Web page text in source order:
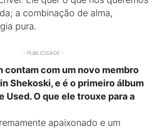
a combinação de alma,
pura.
- PUBLICIDADE -
contam com um novo membro
Shekoski, e é o primeiro álbum
Used. O que ele trouxe para a
apaixonado e um